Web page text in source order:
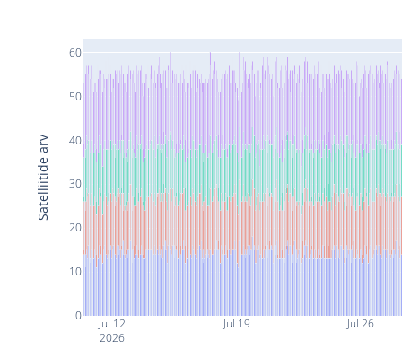
Jul 12
2026
Jul 19 Jul 26
0
10
20
30
40
50
60
Satelliitide arv